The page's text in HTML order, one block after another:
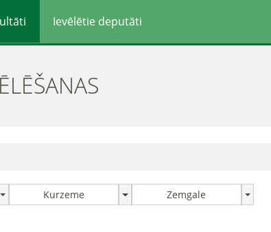
Ievēlētie deputāti
Kurzeme Zemgale